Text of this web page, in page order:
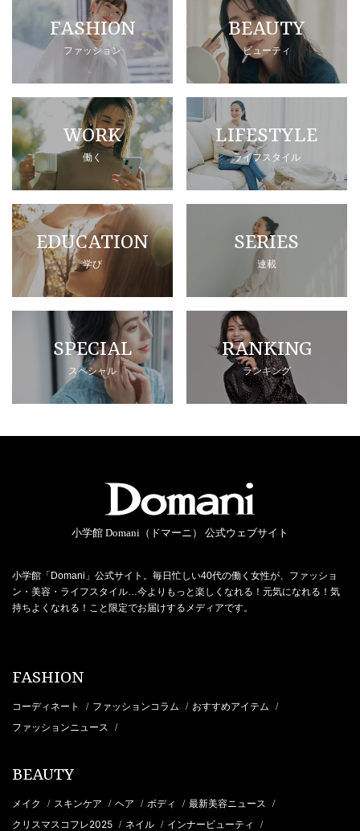
FASHION
ファッション
BEAUTY
ビューティ
WORK
働く
LIFESTYLE
ライフスタイル
EDUCATION
学び
SERIES
連載
SPECIAL
スペシャル
RANKING
ランキング
小学館 Domani（ドマーニ） 公式ウェブサイト
小学館「Domani」公式サイト。毎日忙しい40代の働く女性が、ファッショ
ン・美容・ライフスタイル…今よりもっと楽しくなれる！元気になれる！気
持ちよくなれる！こと限定でお届けするメディアです。
FASHION
コーディネート / ファッションコラム / おすすめアイテム /
ファッションニュース /
BEAUTY
メイク / スキンケア / ヘア / ボディ / 最新美容ニュース /
クリスマスコフレ2025 / ネイル / インナービューティ /